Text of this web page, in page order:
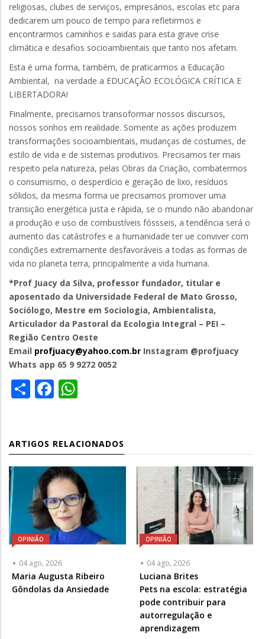
religiosas, clubes de serviços, empresários, escolas etc para
dedicarem um pouco de tempo para refletirmos e
encontrarmos caminhos e saidas para esta grave crise
climática e desafios socioambientais que tanto nos afetam.
Esta é uma forma, também, de praticarmos a Educação
Ambiental, na verdade a EDUCAÇÃO ECOLÓGICA CRÍTICA E
LIBERTADORA!
Finalmente, precisamos transoformar nossos discursos,
nossos sonhos em realidade. Somente as ações produzem
transformações socioambientais, mudanças de costumes, de
estilo de vida e de sistemas produtivos. Precisamos ter mais
respeito pela natureza, pelas Obras da Criação, combatermos
o consumismo, o desperdício e geração de lixo, resíduos
sólidos, da mesma forma ue precisamos promover uma
transição energética justa e rápida, se o mundo não abandonar
a produção e uso de combustíveis fóssseis, a tendência será o
aumento das catástrofes e a humanidade ter ue conviver com
condições extremamente desfavoráveis a todas as formas de
vida no planeta terra, principalmente a vida humana.
*Prof Juacy da Silva, professor fundador, titular e
aposentado da Universidade Federal de Mato Grosso,
Sociólogo, Mestre em Sociologia, Ambientalista,
Articulador da Pastoral da Ecologia Integral – PEI –
Região Centro Oeste
Email profjuacy@yahoo.com.br Instagram @profjuacy
Whats app 65 9 9272 0052
ShareFacebook
ARTIGOS RELACIONADOS
OPINIÃO
04 ago, 2026
Articulista
ou
Maria Augusta Ribeiro
Gôndolas da Ansiedade
OPINIÃO
04 ago, 2026
Articulista
ou
Chamada
-
Opcional
Luciana Brites
Pets na escola: estratégia
pode contribuir para
autorregulação e
aprendizagem